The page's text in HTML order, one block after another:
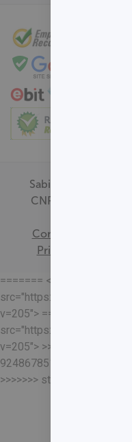
Sabin Medicina
CNPJ - 00.718.528/
Consentimento
Privacidade
======= <<<<<<< HEAD
src="https://
v=205"> =======
src="https://
v=205"> >>>>>>>
>>>>>>> staging-merge